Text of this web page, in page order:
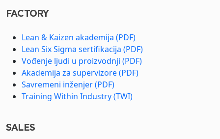
FACTORY
Lean & Kaizen akademija (PDF)
Lean Six Sigma sertifikacija (PDF)
Vođenje ljudi u proizvodnji (PDF)
Akademija za supervizore (PDF)
Savremeni inženjer (PDF)
Training Within Industry (TWI)
SALES